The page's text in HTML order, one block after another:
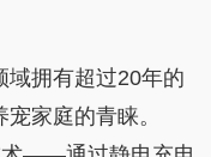
域拥有超过20年的
家庭的青睐。